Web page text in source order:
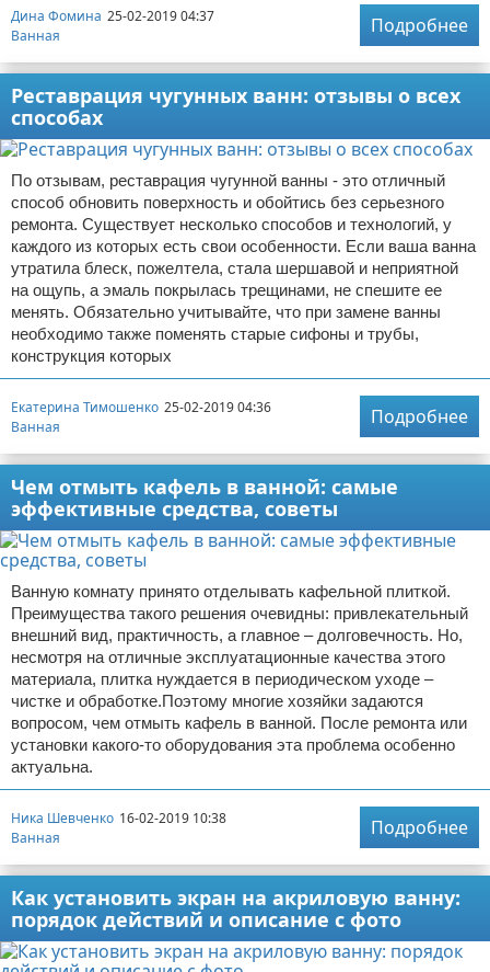
Дина Фомина 25-02-2019 04:37
Ванная
Подробнее
Реставрация чугунных ванн: отзывы о всех
способах
По отзывам, реставрация чугунной ванны - это отличный
способ обновить поверхность и обойтись без серьезного
ремонта. Существует несколько способов и технологий, у
каждого из которых есть свои особенности. Если ваша ванна
утратила блеск, пожелтела, стала шершавой и неприятной
на ощупь, а эмаль покрылась трещинами, не спешите ее
менять. Обязательно учитывайте, что при замене ванны
необходимо также поменять старые сифоны и трубы,
конструкция которых
Екатерина Тимошенко 25-02-2019 04:36
Ванная
Подробнее
Чем отмыть кафель в ванной: самые
эффективные средства, советы
Ванную комнату принято отделывать кафельной плиткой.
Преимущества такого решения очевидны: привлекательный
внешний вид, практичность, а главное – долговечность. Но,
несмотря на отличные эксплуатационные качества этого
материала, плитка нуждается в периодическом уходе –
чистке и обработке.Поэтому многие хозяйки задаются
вопросом, чем отмыть кафель в ванной. После ремонта или
установки какого-то оборудования эта проблема особенно
актуальна.
Ника Шевченко 16-02-2019 10:38
Ванная
Подробнее
Как установить экран на акриловую ванну:
порядок действий и описание с фото